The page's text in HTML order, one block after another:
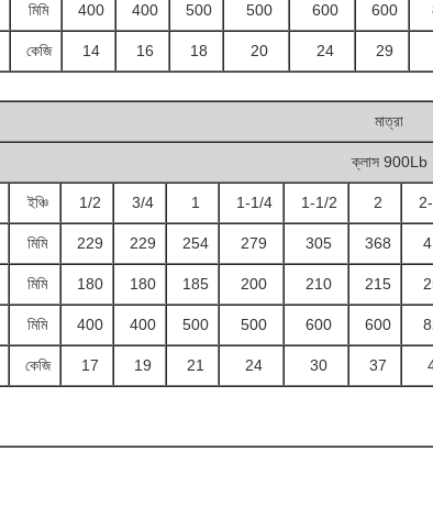
মিমি 400 400 500 500 600 600
কেজি 14 16 18 20 24 29
মাত্রা
ক্লাস 900Lb
ইঞ্চি 1/2 3/4 1 1-1/4 1-1/2 2
মিমি 229 229 254 279 305 368
মিমি 180 180 185 200 210 215
মিমি 400 400 500 500 600 600
কেজি 17 19 21 24 30 37